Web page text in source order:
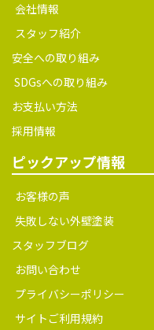
会社情報
スタッフ紹介
安全への取り組み
SDGsへの取り組み
お支払い方法
採用情報
ピックアップ情報
お客様の声
失敗しない外壁塗装
スタッフブログ
お問い合わせ
プライバシーポリシー
サイトご利用規約